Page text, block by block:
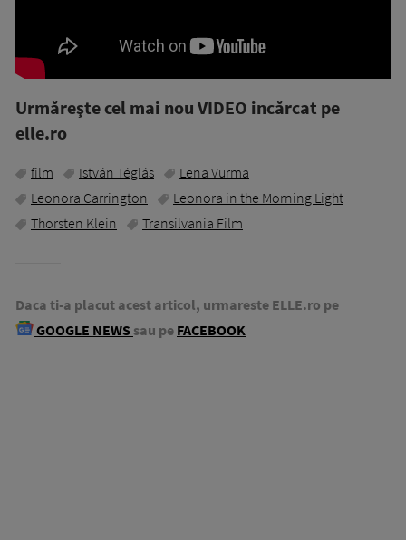
Urmăreşte cel mai nou VIDEO incărcat pe
elle.ro
film István Téglás
Lena Vurma
Leonora Carrington
Leonora in the Morning Light
Thorsten Klein
Transilvania Film
Daca ti-a placut acest articol, urmareste ELLE.ro pe
GOOGLE NEWS sau pe FACEBOOK